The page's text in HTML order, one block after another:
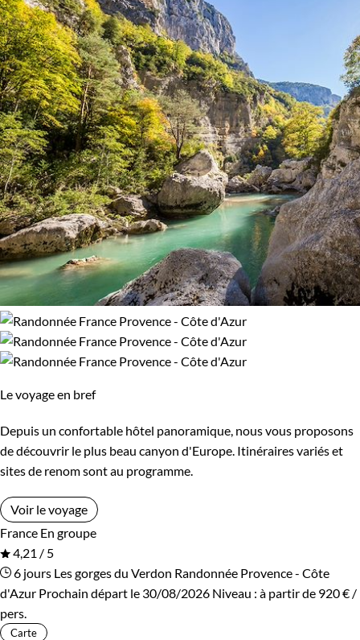
Le voyage en bref
Depuis un confortable hôtel panoramique, nous vous proposons
de découvrir le plus beau canyon d'Europe. Itinéraires variés et
sites de renom sont au programme.
Voir le voyage
France En groupe
4,21 / 5
6 jours Les gorges du Verdon Randonnée Provence - Côte
d'Azur Prochain départ le 30/08/2026 Niveau : à partir de 920 € /
pers.
Carte